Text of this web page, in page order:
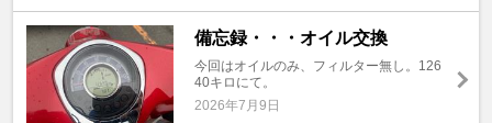
備忘録・・・オイル交換
今回はオイルのみ、フィルター無し。126
40キロにて。
2026年7月9日